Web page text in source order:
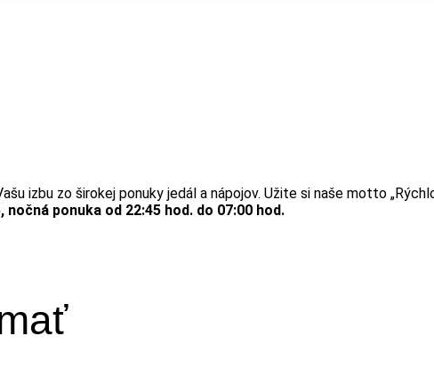
izbu zo širokej ponuky jedál a nápojov. Užite si naše motto
ponuka od 22:45 hod. do 07:00 hod.